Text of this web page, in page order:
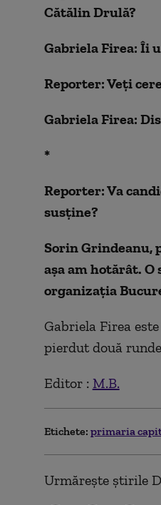
Cătălin Drulă?
Gabriela Firea: Îi
Reporter: Veți
Gabriela Firea:
*
Reporter: Va
susține?
Sorin Grindeanu,
așa am hotărât. O
organizația
Gabriela Firea
pierdut două
Editor : M.B.
Etichete: primaria
Urmărește știrile